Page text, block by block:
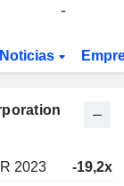
-
Noticias
2023
-19,2x